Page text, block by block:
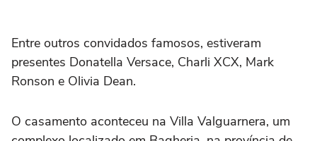
Entre outros convidados famosos, estiveram
presentes Donatella Versace, Charli XCX, Mark
Ronson e Olivia Dean.
O casamento aconteceu na Villa Valguarnera, um